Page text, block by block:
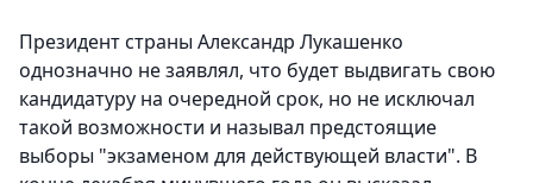
Президент страны Александр Лукашенко
однозначно не заявлял, что будет выдвигать свою
кандидатуру на очередной срок, но не исключал
такой возможности и называл предстоящие
выборы "экзаменом для действующей власти". В